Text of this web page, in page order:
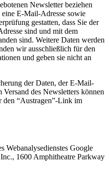
Newsletter beziehen
E-Mail-Adresse sowie
gestatten, dass Sie der
sind und mit dem
sind. Weitere Daten werden
wir ausschließlich für den
und geben sie nicht an
der Daten, der E-Mail-
des Newsletters können
den “Austragen”-Link im
Webanalysedienstes Google
1600 Amphitheatre Parkway